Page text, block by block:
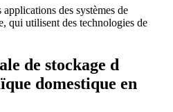
des systèmes de
qui utilisent des technologies de
de stockage d
domestique en